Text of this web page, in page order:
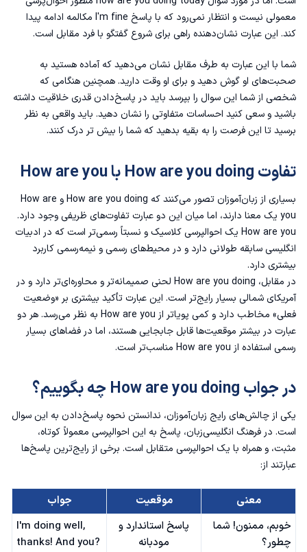
معمولی نیست و انتظار نمی‌رود که با پاسخ I'm fine مکالمه ادامه پیدا
کند. این عبارت نشان‌دهنده راهی برای شروع گفتگو با فرد مقابل است.
شما با این عبارت به طرف مقابل نشان می‌دهید که آماده هستید به
صحبت‌های او گوش دهید و برای او وقت دارید. همچنین هنگامی که
شخصی از شما این سوال را بپرسد باید در پاسخ‌دادن قدری خلاقیت داشته
باشید و سعی کنید احساسات متفاوتی را نشان دهید. باید واقعی به نظر
برسید تا این فرصت را به بقیه بدهید که شما را بیش تر درک کنند.
تفاوت How are you doing با How are you
بسیاری از زبان‌آموزان تصور می‌کنند که How are you doing و How are
you یک معنا دارند، اما میان این دو عبارت تفاوت‌های ظریفی وجود دارد.
How are you یک احوالپرسی کلاسیک و نسبتاً رسمی‌تر است که در ادبیات
انگلیسی سابقه طولانی دارد و در محیط‌های رسمی و نیمه‌رسمی کاربرد
بیشتری دارد.
در مقابل، How are you doing لحنی صمیمانه‌تر و محاوره‌ای‌تر دارد و در
آمریکای شمالی بسیار رایج‌تر است. این عبارت تأکید بیشتری بر «وضعیت
فعلی» مخاطب دارد و کمی پویاتر از How are you به نظر می‌رسد. هر دو
عبارت در بیشتر موقعیت‌ها قابل جابجایی هستند، اما در فضاهای بسیار
رسمی استفاده از How are you مناسب‌تر است.
در جواب How are you doing چه بگوییم؟
یکی از چالش‌های رایج زبان‌آموزان، ندانستن نحوه پاسخ‌دادن به این سوال
است. در فرهنگ انگلیسی‌زبان، پاسخ به این احوالپرسی معمولاً کوتاه،
مثبت، و همراه با یک احوالپرسی متقابل است. برخی از رایج‌ترین پاسخ‌ها
عبارتند از:
معنی موقعیت
جواب
خوبم، ممنون! شما
چطور؟
پاسخ استاندارد و
مودبانه
I'm doing well,
thanks! And you?